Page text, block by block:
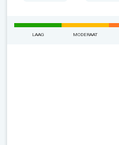
LAAG MODERAAT